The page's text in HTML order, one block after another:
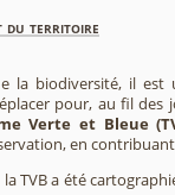
du territoire
la biodiversité, il est
pour, au fil des
Verte et Bleue
en
TVB a été